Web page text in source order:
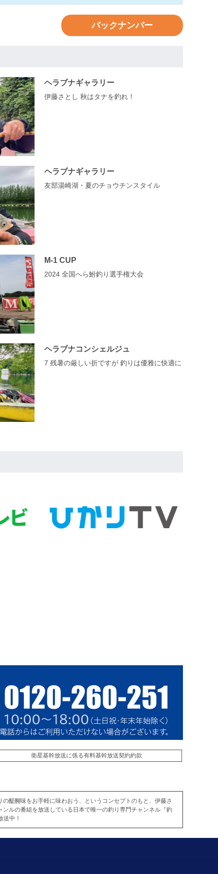
バックナンバー
ヘラブナギャラリー
伊藤さとし 秋はタナを釣れ！
ヘラブナギャラリー
友部湯崎湖・夏のチョウチンスタイル
M-1 CUP
2024 全国へら鮒釣り選手権大会
ヘラブナコンシェルジュ
7 残暑の厳しい折ですが 釣りは優雅に快適に
衛星基幹放送に係る有料基幹放送契約約款
醍醐味をお手軽に味わおう、というコンセプトのもと、伊藤さ
ルの番組を放送している日本で唯一の釣り専門チャンネル『釣
中！